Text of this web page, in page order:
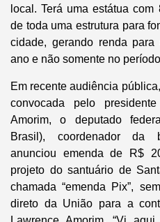
local. Terá uma estátua
de toda uma estrutura para
cidade, gerando renda
ano e não somente no
Em recente audiência
convocada pelo
Amorim, o deputado
Brasil), coordenador da
anunciou emenda de R$
projeto do santuário de
chamada “emenda Pix”,
direto da União para a